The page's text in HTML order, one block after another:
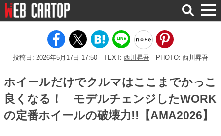
検
索
投稿日: 2026年5月17日 17:50 TEXT: 西川昇吾 PHOTO: 西川昇吾
ホイールだけでクルマはここまでかっこ
良くなる！ モデルチェンジしたWORK
の定番ホイールの破壊力!!【AMA2026】